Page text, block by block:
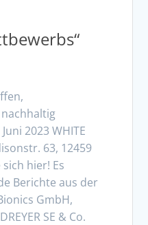
2023 WHITE
63, 12459
hier! Es
Berichte aus der
GmbH,
SE & Co.